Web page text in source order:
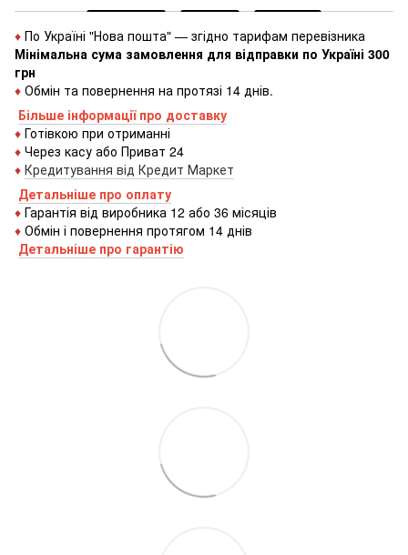
♦ По Україні "Нова пошта" — згідно тарифам перевізника
Мінімальна сума замовлення для відправки по Україні 300
грн
♦ Обмін та повернення на протязі 14 днів.
Більше інформації про доставку
♦ Готівкою при отриманні
♦ Через касу або Приват 24
♦ Кредитування від Кредит Маркет
Детальніше про оплату
♦ Гарантія від виробника 12 або 36 місяців
♦ Обмін і повернення протягом 14 днів
Детальніше про гарантію